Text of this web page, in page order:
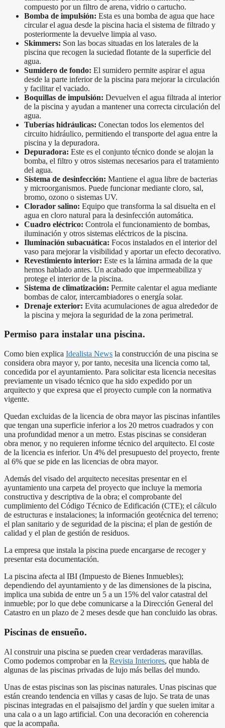
compuesto por un filtro de arena, vidrio o cartucho.
Bomba de impulsión: Esta es una bomba de agua que hace
circular el agua desde la piscina hacia el sistema de filtrado y
posteriormente la devuelve limpia al vaso.
Skimmers: Son las bocas situadas en los laterales de la
piscina que recogen la suciedad flotante de la superficie del
agua.
Sumidero de fondo: El sumidero permite aspirar el agua
desde la parte inferior de la piscina para mejorar la circulación
y facilitar el vaciado.
Boquillas de impulsión: Devuelven el agua filtrada al interior
de la piscina y ayudan a mantener una correcta circulación del
agua.
Tuberías hidráulicas: Conectan todos los elementos del
circuito hidráulico, permitiendo el transporte del agua entre la
piscina y la depuradora.
Depuradora: Este es el conjunto técnico donde se alojan la
bomba, el filtro y otros sistemas necesarios para el tratamiento
del agua.
Sistema de desinfección: Mantiene el agua libre de bacterias
y microorganismos. Puede funcionar mediante cloro, sal,
bromo, ozono o sistemas UV.
Clorador salino: Equipo que transforma la sal disuelta en el
agua en cloro natural para la desinfección automática.
Cuadro eléctrico: Controla el funcionamiento de bombas,
iluminación y otros sistemas eléctricos de la piscina.
Iluminación subacuática: Focos instalados en el interior del
vaso para mejorar la visibilidad y aportar un efecto decorativo.
Revestimiento interior: Este es la lámina armada de la que
hemos hablado antes. Un acabado que impermeabiliza y
protege el interior de la piscina.
Sistema de climatización: Permite calentar el agua mediante
bombas de calor, intercambiadores o energía solar.
Drenaje exterior: Evita acumulaciones de agua alrededor de
la piscina y mejora la seguridad de la zona perimetral.
Permiso para instalar una piscina.
Como bien explica Idealista News la construcción de una piscina se
considera obra mayor y, por tanto, necesita una licencia como tal,
concedida por el ayuntamiento. Para solicitar esta licencia necesitas
previamente un visado técnico que ha sido expedido por un
arquitecto y que expresa que el proyecto cumple con la normativa
vigente.
Quedan excluidas de la licencia de obra mayor las piscinas infantiles
que tengan una superficie inferior a los 20 metros cuadrados y con
una profundidad menor a un metro. Estas piscinas se consideran
obra menor, y no requieren informe técnico del arquitecto. El coste
de la licencia es inferior. Un 4% del presupuesto del proyecto, frente
al 6% que se pide en las licencias de obra mayor.
Además del visado del arquitecto necesitas presentar en el
ayuntamiento una carpeta del proyecto que incluye la memoria
constructiva y descriptiva de la obra; el comprobante del
cumplimiento del Código Técnico de Edificación (CTE); el cálculo
de estructuras e instalaciones; la información geotécnica del terreno;
el plan sanitario y de seguridad de la piscina; el plan de gestión de
calidad y el plan de gestión de residuos.
La empresa que instala la piscina puede encargarse de recoger y
presentar esta documentación.
La piscina afecta al IBI (Impuesto de Bienes Inmuebles);
dependiendo del ayuntamiento y de las dimensiones de la piscina,
implica una subida de entre un 5 a un 15% del valor catastral del
inmueble; por lo que debe comunicarse a la Dirección General del
Catastro en un plazo de 2 meses desde que han concluido las obras.
Piscinas de ensueño.
Al construir una piscina se pueden crear verdaderas maravillas.
Como podemos comprobar en la Revista Interiores, que habla de
algunas de las piscinas privadas de lujo más bellas del mundo.
Unas de estas piscinas son las piscinas naturales. Unas piscinas que
están creando tendencia en villas y casas de lujo. Se trata de unas
piscinas integradas en el paisajismo del jardín y que suelen imitar a
una cala o a un lago artificial. Con una decoración en coherencia
que la acompaña.